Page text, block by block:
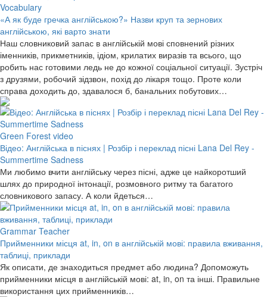
Vocabulary
«А як буде гречка англійською?» Назви круп та зернових
англійською, які варто знати
Наш словниковий запас в англійській мові сповнений різних
іменників, прикметників, ідіом, крилатих виразів та всього, що
робить нас готовими ледь не до кожної соціальної ситуації. Зустріч
з друзями, робочий зідзвон, похід до лікаря тощо. Проте коли
справа доходить до, здавалося б, банальних побутових…
Green Forest video
Відео: Англійська в піснях | Розбір і переклад пісні Lana Del Rey -
Summertime Sadness
Ми любимо вчити англійську через пісні, адже це найкоротший
шлях до природної інтонації, розмовного ритму та багатого
словникового запасу. А коли йдеться…
Grammar Teacher
Прийменники місця at, in, on в англійській мові: правила вживання,
таблиці, приклади
Як описати, де знаходиться предмет або людина? Допоможуть
прийменники місця в англійській мові: at, in, on та інші. Правильне
використання цих прийменників…